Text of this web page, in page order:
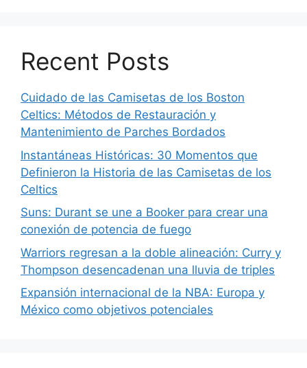
Recent Posts
Cuidado de las Camisetas de los Boston
Celtics: Métodos de Restauración y
Mantenimiento de Parches Bordados
Instantáneas Históricas: 30 Momentos que
Definieron la Historia de las Camisetas de los
Celtics
Suns: Durant se une a Booker para crear una
conexión de potencia de fuego
Warriors regresan a la doble alineación: Curry y
Thompson desencadenan una lluvia de triples
Expansión internacional de la NBA: Europa y
México como objetivos potenciales